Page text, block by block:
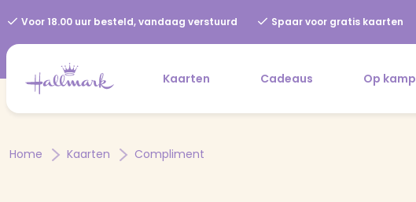
Voor 18.00 uur besteld, vandaag verstuurd Spaar voor gratis kaarten
Kaarten Cadeaus Op kamp
Home Kaarten Compliment